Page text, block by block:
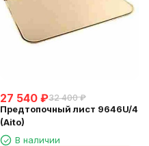
27 540 ₽32 400 ₽
Предтопочный лист 9646U/4
(Aito)
В наличии